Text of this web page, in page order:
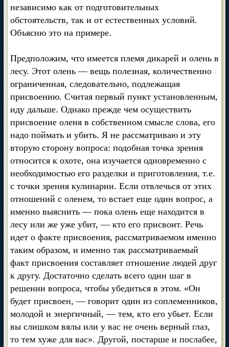
независимо как от подготовительных
обстоятельств, так и от естественных условий.
Объясню это на примере.
Предположим, что имеется племя дикарей и олень в
лесу. Этот олень — вещь полезная, количественно
ограниченная, следовательно, подлежащая
присвоению. Считая первый пункт установленным,
иду дальше. Однако прежде чем осуществить
присвоение оленя в собственном смысле слова, его
надо поймать и убить. Я не рассматриваю и эту
вторую сторону вопроса: подобная точка зрения
относится к охоте, она изучается одновременно с
необходимостью его разделки и приготовления, т.е.
с точки зрения кулинарии. Если отвлечься от этих
отношений с оленем, то встает еще один вопрос, а
именно выяснить — пока олень еще находится в
лесу или же уже убит, — кто его присвоит. Речь
идет о факте присвоения, рассматриваемом именно
таким образом, и именно так рассматриваемый
факт присвоения составляет отношение людей друг
к другу. Достаточно сделать всего один шаг в
решении вопроса, чтобы убедиться в этом. «Он
будет присвоен, — говорит один из соплеменников,
молодой и энергичный, — тем, кто его убьет. Если
вы слишком вялы или у вас не очень верный глаз,
то тем хуже для вас». Другой, постарше и послабее,